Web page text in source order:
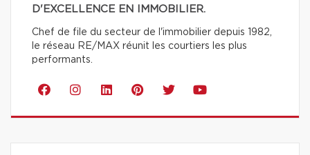
D'EXCELLENCE EN IMMOBILIER.
Chef de file du secteur de l'immobilier depuis 1982,
le réseau RE/MAX réunit les courtiers les plus
performants.